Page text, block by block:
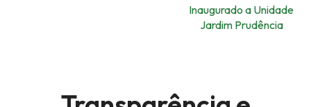
Inaugurado a Unidade
Jardim Prudência